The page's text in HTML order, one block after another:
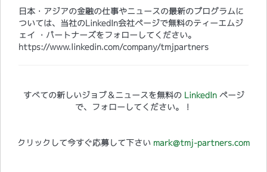
日本・アジアの金融の仕事やニュースの最新のプログラムに
ついては、当社のLinkedIn会社ページで無料のティーエムジ
ェイ ・パートナーズをフォローしてください。
https://www.linkedin.com/company/tmjpartners
すべての新しいジョブ＆ニュースを無料の LinkedInページ
で、フォローしてください。！
クリックして今すぐ応募して下さい mark@tmj-partners.com